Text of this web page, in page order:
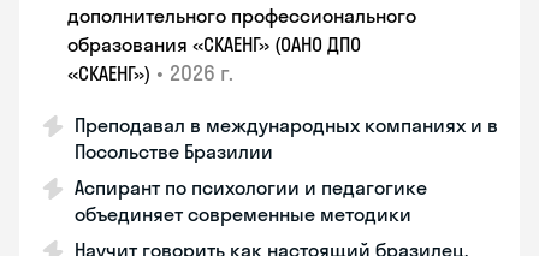
дополнительного профессионального
образования «СКАЕНГ» (ОАНО ДПО
«СКАЕНГ») • 2026 г.
Преподавал в международных компаниях и в
Посольстве Бразилии
Аспирант по психологии и педагогике
объединяет современные методики
Научит говорить как настоящий бразилец,